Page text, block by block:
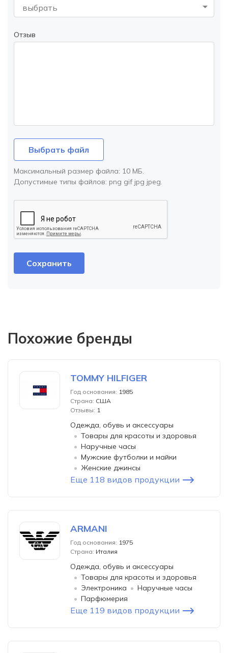
выбрать
Отзыв
Выбрать файл
Максимальный размер файла: 10 МБ.
Допустимые типы файлов: png gif jpg jpeg.
Похожие бренды
TOMMY HILFIGER
Год основания: 1985
Страна: США
Отзывы: 1
Одежда, обувь и аксессуары
Товары для красоты и здоровья
Наручные часы
Мужские футболки и майки
Женские джинсы
Еще 118 видов продукции
ARMANI
Год основания: 1975
Страна: Италия
Одежда, обувь и аксессуары
Товары для красоты и здоровья
Электроника
Наручные часы
Парфюмерия
Еще 119 видов продукции